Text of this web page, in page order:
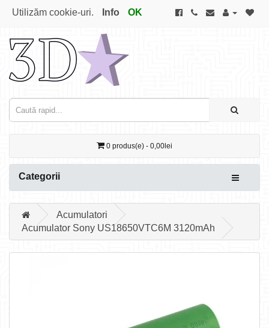
Utilizăm cookie-uri. Info OK
0 produs(e) - 0,00lei
Categorii
Acumulatori
Acumulator Sony US18650VTC6M 3120mAh